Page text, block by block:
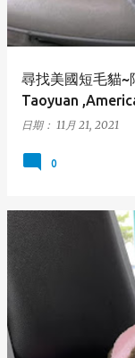
尋找美國短毛貓~
Taoyuan
日期： 11月 21, 2021
0